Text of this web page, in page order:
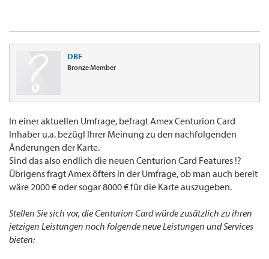
DBF
Bronze Member
In einer aktuellen Umfrage, befragt Amex Centurion Card
Inhaber u.a. bezügl Ihrer Meinung zu den nachfolgenden
Änderungen der Karte.
Sind das also endlich die neuen Centurion Card Features !?
Übrigens fragt Amex öfters in der Umfrage, ob man auch bereit
wäre 2000 € oder sogar 8000 € für die Karte auszugeben.
Stellen Sie sich vor, die Centurion Card würde zusätzlich zu ihren
jetzigen Leistungen noch folgende neue Leistungen und Services
bieten: